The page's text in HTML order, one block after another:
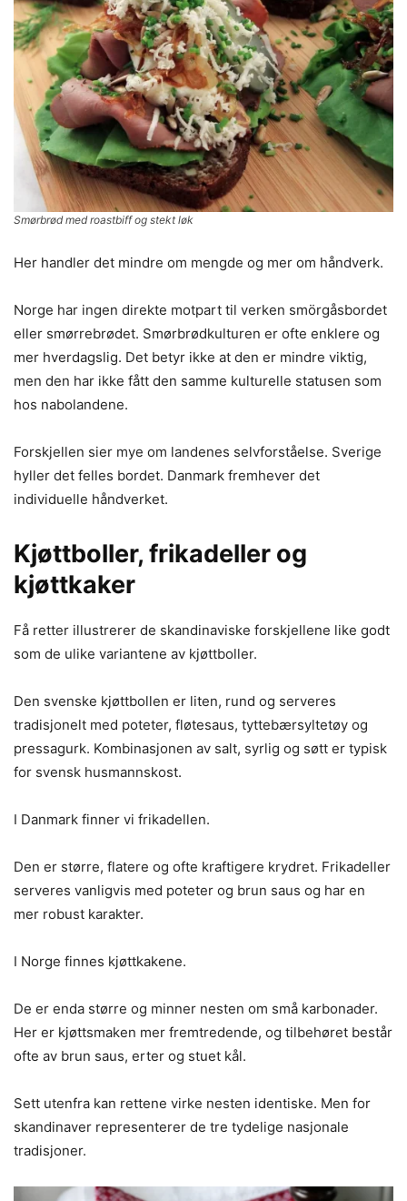
Smørbrød med roastbiff og stekt løk
Her handler det mindre om mengde og mer om håndverk.
Norge har ingen direkte motpart til verken smörgåsbordet
eller smørrebrødet. Smørbrødkulturen er ofte enklere og
mer hverdagslig. Det betyr ikke at den er mindre viktig,
men den har ikke fått den samme kulturelle statusen som
hos nabolandene.
Forskjellen sier mye om landenes selvforståelse. Sverige
hyller det felles bordet. Danmark fremhever det
individuelle håndverket.
Kjøttboller, frikadeller og
kjøttkaker
Få retter illustrerer de skandinaviske forskjellene like godt
som de ulike variantene av kjøttboller.
Den svenske kjøttbollen er liten, rund og serveres
tradisjonelt med poteter, fløtesaus, tyttebærsyltetøy og
pressagurk. Kombinasjonen av salt, syrlig og søtt er typisk
for svensk husmannskost.
I Danmark finner vi frikadellen.
Den er større, flatere og ofte kraftigere krydret. Frikadeller
serveres vanligvis med poteter og brun saus og har en
mer robust karakter.
I Norge finnes kjøttkakene.
De er enda større og minner nesten om små karbonader.
Her er kjøttsmaken mer fremtredende, og tilbehøret består
ofte av brun saus, erter og stuet kål.
Sett utenfra kan rettene virke nesten identiske. Men for
skandinaver representerer de tre tydelige nasjonale
tradisjoner.